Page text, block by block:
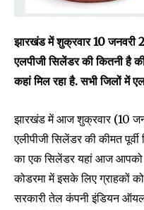
झारखंड में शुक्रवार 10
एलपीजी सिलेंडर की कितनी है
कहां मिल रहा है. सभी जिलों में
झारखंड में आज शुक्रवार (10
एलीपीजी सिलेंडर की कीमत
का एक सिलेंडर यहां आज आपको
कोडरमा में इसके लिए ग्राहकों
सरकारी तेल कंपनी इंडियन